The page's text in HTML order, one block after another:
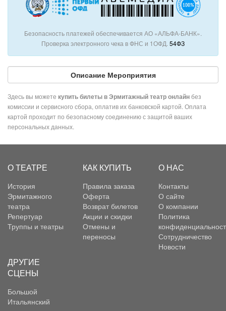
Безопасность платежей обеспечивается АО «АЛЬФА-БАНК».
Проверка электронного чека в ФНС и 1ОФД. 54ФЗ
Описание Мероприятия
Здесь вы можете купить билеты в Эрмитажный театр онлайнбез
комиссии и сервисного сбора, оплатив их банковской картой. Оплата
картой проходит по безопасному соединению с защитой ваших
персональных данных.
О ТЕАТРЕ
История
Эрмитажного
театра
Репертуар
Труппы и театры
КАК КУПИТЬ
Правила заказа
Оферта
Возврат билетов
Акции и скидки
Отмены и
переносы
О НАС
Контакты
О сайте
О компании
Политика
Сотрудничество
Новости
ДРУГИЕ
СЦЕНЫ
Большой
Итальянский